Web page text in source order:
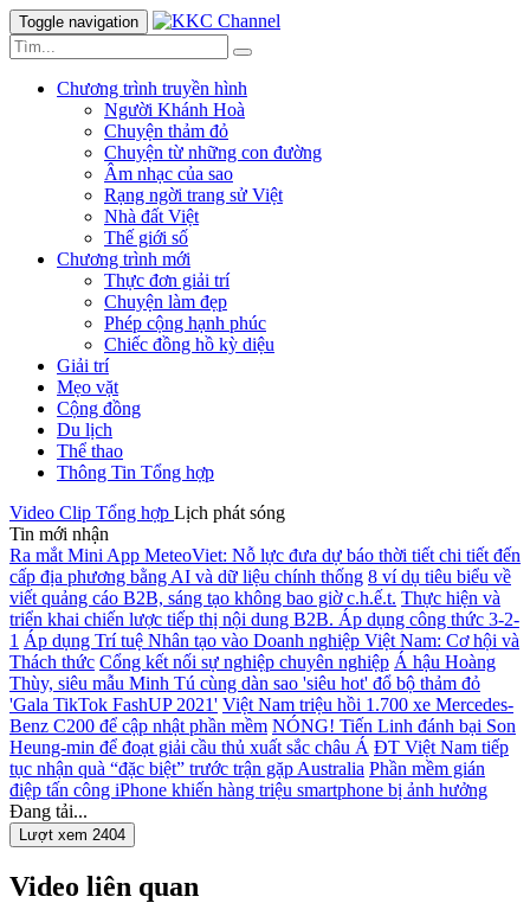
Toggle navigation
Chương trình truyền hình
Người Khánh Hoà
Chuyện thảm đỏ
Chuyện từ những con đường
Âm nhạc của sao
Rạng ngời trang sử Việt
Nhà đất Việt
Thế giới số
Chương trình mới
Thực đơn giải trí
Chuyện làm đẹp
Phép cộng hạnh phúc
Chiếc đồng hồ kỳ diệu
Giải trí
Mẹo vặt
Cộng đồng
Du lịch
Thể thao
Thông Tin Tổng hợp
Video Clip Tổng hợp Lịch phát sóng
Tin mới nhận
Ra mắt Mini App MeteoViet: Nỗ lực đưa dự báo thời tiết chi tiết đến
cấp địa phương bằng AI và dữ liệu chính thống 8 ví dụ tiêu biểu về
viết quảng cáo B2B, sáng tạo không bao giờ c.h.ế.t. Thực hiện và
triển khai chiến lược tiếp thị nội dung B2B. Áp dụng công thức 3-2-
1 Áp dụng Trí tuệ Nhân tạo vào Doanh nghiệp Việt Nam: Cơ hội và
Thách thức Cổng kết nối sự nghiệp chuyên nghiệp Á hậu Hoàng
Thùy, siêu mẫu Minh Tú cùng dàn sao 'siêu hot' đổ bộ thảm đỏ
'Gala TikTok FashUP 2021' Việt Nam triệu hồi 1.700 xe Mercedes-
Benz C200 để cập nhật phần mềm NÓNG! Tiến Linh đánh bại Son
Heung-min để đoạt giải cầu thủ xuất sắc châu Á ĐT Việt Nam tiếp
tục nhận quà “đặc biệt” trước trận gặp Australia Phần mềm gián
điệp tấn công iPhone khiến hàng triệu smartphone bị ảnh hưởng
Đang tải...
Lượt xem 2404
Video liên quan